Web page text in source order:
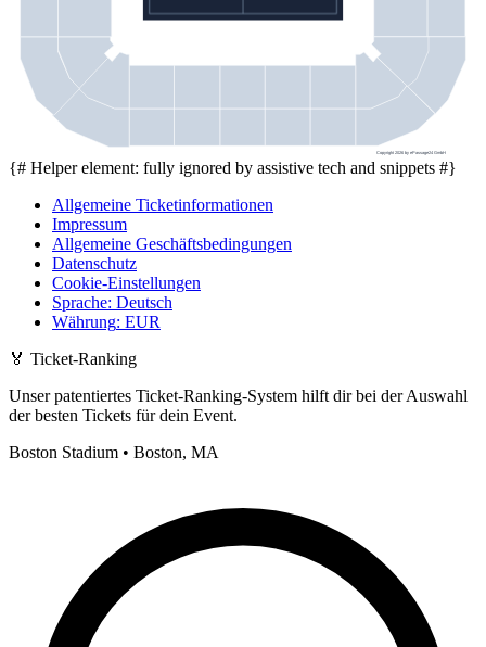
Copyright 2026 by ePassage24 GmbH
{# Helper element: fully ignored by assistive tech and snippets #}
Allgemeine Ticketinformationen
Impressum
Allgemeine Geschäftsbedingungen
Datenschutz
Cookie-Einstellungen
Sprache: Deutsch
Währung: EUR
🏅 Ticket-Ranking
Unser patentiertes Ticket-Ranking-System hilft dir bei der Auswahl
der besten Tickets für dein Event.
Boston Stadium • Boston, MA